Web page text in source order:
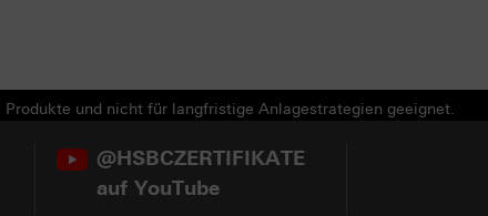
und nicht für langfristige Anlagestrategien geeignet.
@HSBCZERTIFIKATE
auf YouTube